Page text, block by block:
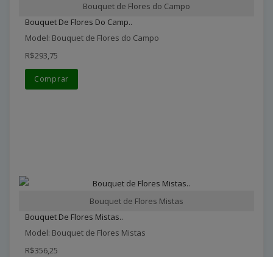
Bouquet de Flores do Campo
Bouquet De Flores Do Camp..
Model: Bouquet de Flores do Campo
R$293,75
Comprar
Bouquet de Flores Mistas
Bouquet De Flores Mistas..
Model: Bouquet de Flores Mistas
R$356,25